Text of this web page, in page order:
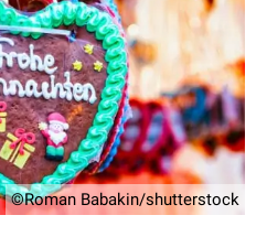
©Roman Babakin/shutterstock